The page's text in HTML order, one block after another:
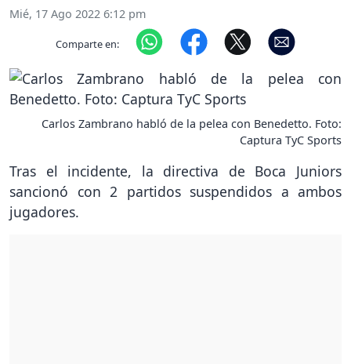
Mié, 17 Ago 2022 6:12 pm
Comparte en:
Carlos Zambrano habló de la pelea con Benedetto. Foto:
Captura TyC Sports
Tras el incidente, la directiva de Boca Juniors
sancionó con 2 partidos suspendidos a ambos
jugadores.